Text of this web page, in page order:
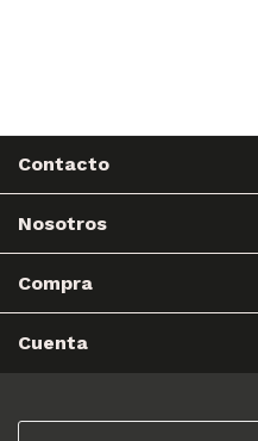
Contacto
Nosotros
Compra
Cuenta